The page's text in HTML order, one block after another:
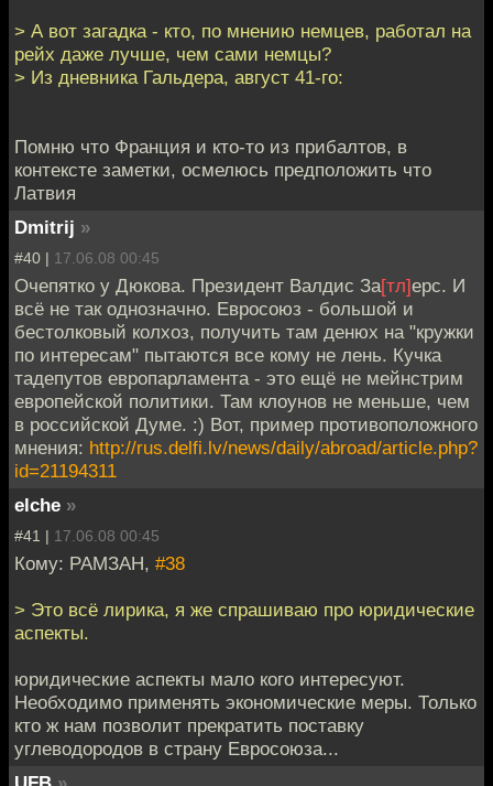
> А вот загадка - кто, по мнению немцев, работал на
рейх даже лучше, чем сами немцы?
> Из дневника Гальдера, август 41-го:
Помню что Франция и кто-то из прибалтов, в
контексте заметки, осмелюсь предположить что
Латвия
Dmitrij »
#40 | 17.06.08 00:45
Очепятко у Дюкова. Президент Валдис За[тл]ерс. И
всё не так однозначно. Евросоюз - большой и
бестолковый колхоз, получить там денюх на "кружки
по интересам" пытаются все кому не лень. Кучка
тадепутов европарламента - это ещё не мейнстрим
европейской политики. Там клоунов не меньше, чем
в российской Думе. :) Вот, пример противоположного
мнения: http://rus.delfi.lv/news/daily/abroad/article.php?
id=21194311
elche »
#41 | 17.06.08 00:45
Кому: РАМЗАН, #38
> Это всё лирика, я же спрашиваю про юридические
аспекты.
юридические аспекты мало кого интересуют.
Необходимо применять экономические меры. Только
кто ж нам позволит прекратить поставку
углеводородов в страну Евросоюза...